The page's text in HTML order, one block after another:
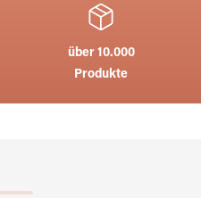
über 10.000
Produkte